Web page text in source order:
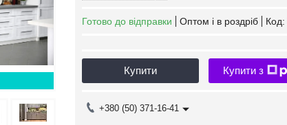
Готово до відправки Оптом і в роздріб Код:
Купити Купити з
+380 (50) 371-16-41